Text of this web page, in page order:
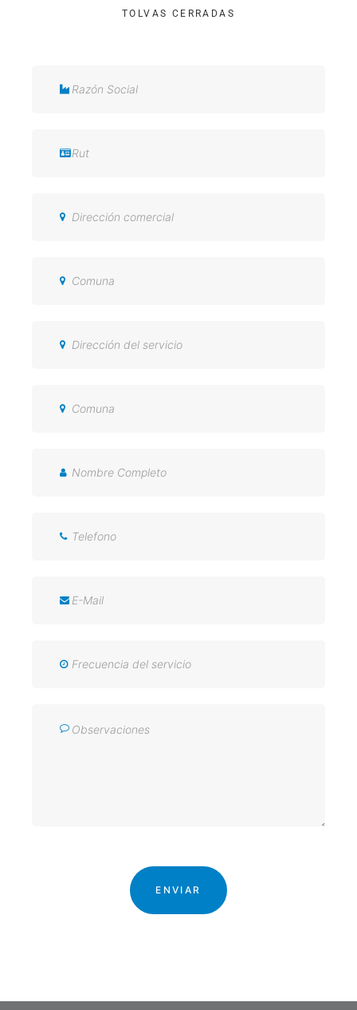
TOLVAS CERRADAS